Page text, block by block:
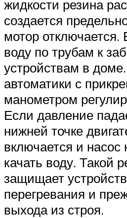
жидкости резина
создается
мотор отключается.
воду по трубам к
устройствам в
автоматики с
манометром
Если давление
нижней точке
включается и насос
качать воду. Такой
защищает
перегревания и
выхода из строя.